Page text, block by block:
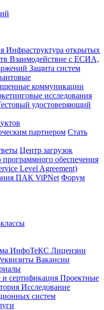
Инфраструктура открытых
Взаимодействие с ЕСИА,
Защита систем
коммуникации
исследования
удостоверяющий
партнером Стать
Центр загрузок
программного обеспечения
Level Agreement)
ПАК ViPNet Форум
ИнфоТеКС Лицензии
Вакансии
сертификация Проектные
Исследование
систем